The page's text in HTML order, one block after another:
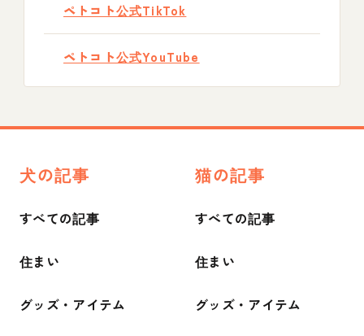
ペトコト公式TikTok
ペトコト公式YouTube
犬の記事
すべての記事
住まい
グッズ・アイテム
猫の記事
すべての記事
住まい
グッズ・アイテム